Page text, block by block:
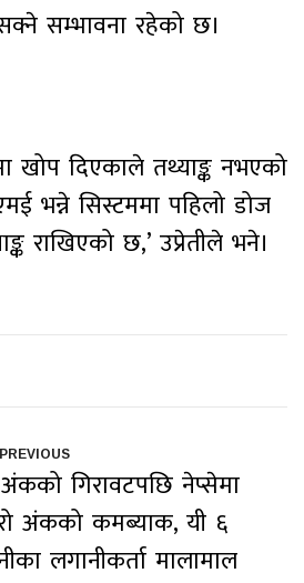
सम्भावना रहेको छ।
खोप दिएकाले तथ्याङ्क नभएको
भन्ने सिस्टममा पहिलो डोज
राखिएको छ,’ उप्रेतीले भने।
गिरावटपछि नेप्सेमा
अंकको कमब्याक, यी ६
लगानीकर्ता मालामाल